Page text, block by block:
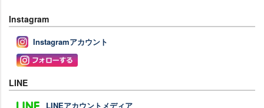
Instagram
Instagramアカウント
LINE
LINEアカウントメディア